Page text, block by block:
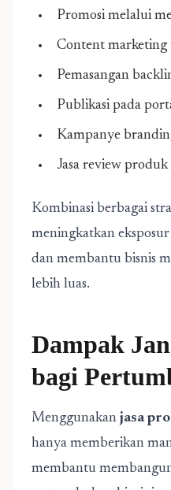
Promosi melalui
Content
Pemasangan
Publikasi pada
Kampanye
Jasa review produk
Kombinasi berbagai
meningkatkan
dan membantu bisnis
lebih luas.
Dampak
bagi
Menggunakan jasa
hanya memberikan
membantu